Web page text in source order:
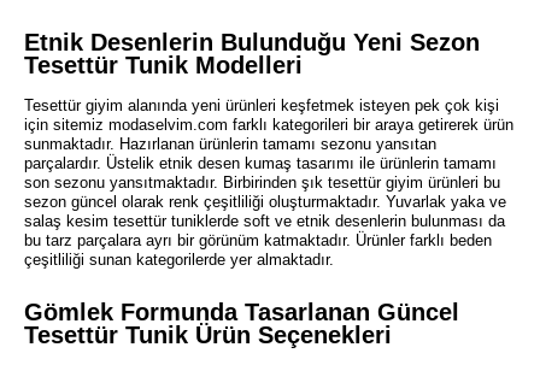
Etnik Desenlerin Bulunduğu Yeni Sezon
Tesettür Tunik Modelleri
Tesettür giyim alanında yeni ürünleri keşfetmek isteyen pek çok kişi
için sitemiz modaselvim.com farklı kategorileri bir araya getirerek ürün
sunmaktadır. Hazırlanan ürünlerin tamamı sezonu yansıtan
parçalardır. Üstelik etnik desen kumaş tasarımı ile ürünlerin tamamı
son sezonu yansıtmaktadır. Birbirinden şık tesettür giyim ürünleri bu
sezon güncel olarak renk çeşitliliği oluşturmaktadır. Yuvarlak yaka ve
salaş kesim tesettür tuniklerde soft ve etnik desenlerin bulunması da
bu tarz parçalara ayrı bir görünüm katmaktadır. Ürünler farklı beden
çeşitliliği sunan kategorilerde yer almaktadır.
Gömlek Formunda Tasarlanan Güncel
Tesettür Tunik Ürün Seçenekleri